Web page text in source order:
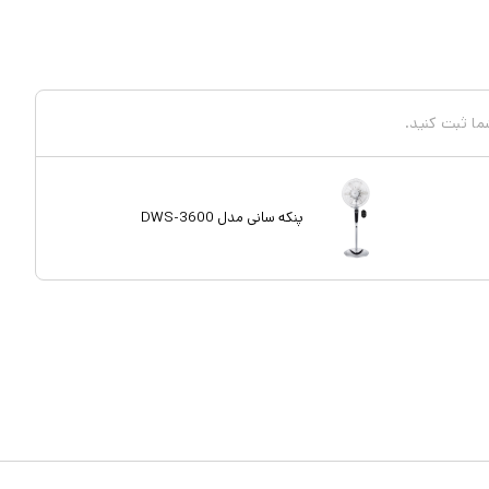
ثبت کنید.
پنکه سانی مدل DWS-3600